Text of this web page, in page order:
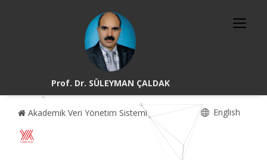
Prof. Dr. SÜLEYMAN ÇALDAK
Akademik Veri Yönetim Sistemi English